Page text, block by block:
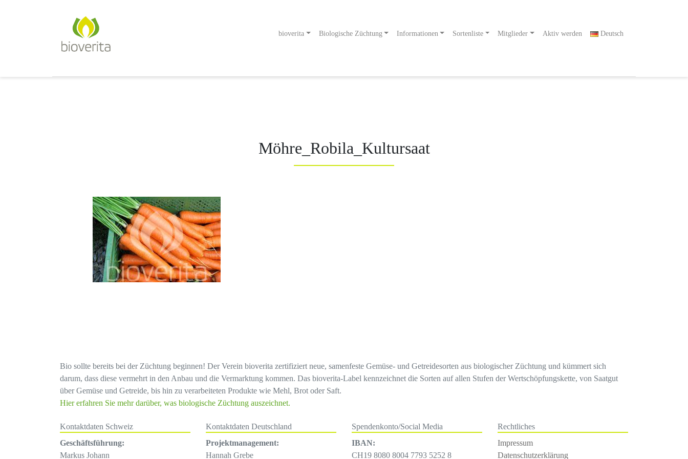
bioverita Biologische Züchtung Informationen Sortenliste Mitglieder Aktiv werden Deutsch
Möhre_Robila_Kultursaat
Bio sollte bereits bei der Züchtung beginnen! Der Verein bioverita zertifiziert neue, samenfeste Gemüse- und Getreidesorten aus biologischer Züchtung und kümmert sich
darum, dass diese vermehrt in den Anbau und die Vermarktung kommen. Das bioverita-Label kennzeichnet die Sorten auf allen Stufen der Wertschöpfungskette, von Saatgut
über Gemüse und Getreide, bis hin zu verarbeiteten Produkte wie Mehl, Brot oder Saft.
Hier erfahren Sie mehr darüber, was biologische Züchtung auszeichnet.
Kontaktdaten Schweiz
Geschäftsführung:
Markus Johann
Kontaktdaten Deutschland
Projektmanagement:
Hannah Grebe
Spendenkonto/Social Media
IBAN:
CH19 8080 8004 7793 5252 8
Rechtliches
Impressum
Datenschutzerklärung